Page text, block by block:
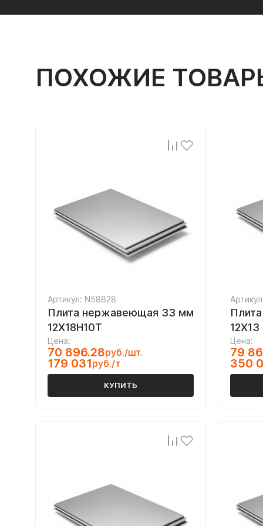
ПОХОЖИЕ
Артикул: N58828
Плита нержавеющая 33 мм
12Х18Н10Т
Цена:
70 896.28руб./шт.
179 031руб./т
КУПИТЬ
12Х13
Цена:
79
350